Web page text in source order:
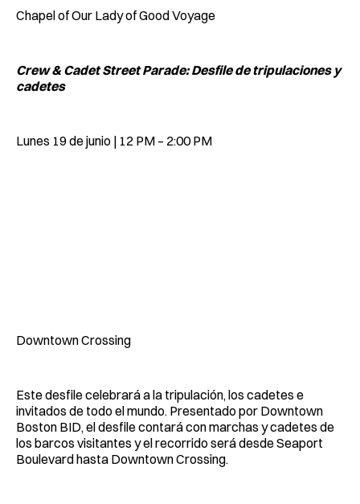
Chapel of Our Lady of Good Voyage
Crew & Cadet Street Parade: Desfile de tripulaciones y
cadetes
Lunes 19 de junio | 12 PM – 2:00 PM
Downtown Crossing
Este desfile celebrará a la tripulación, los cadetes e
invitados de todo el mundo. Presentado por Downtown
Boston BID, el desfile contará con marchas y cadetes de
los barcos visitantes y el recorrido será desde Seaport
Boulevard hasta Downtown Crossing.